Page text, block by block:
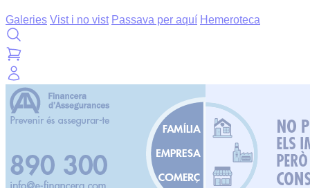
Galeries Vist i no vist Passava per aquí Hemeroteca